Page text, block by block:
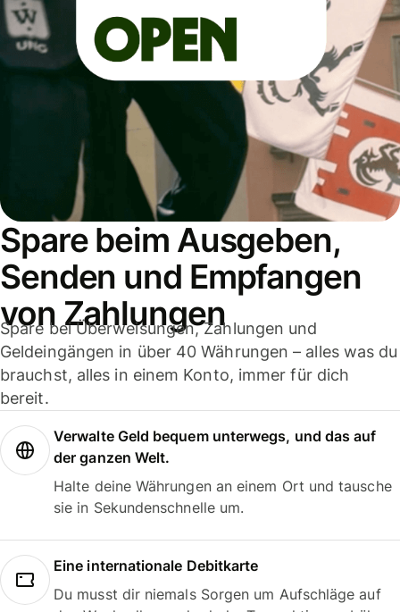
Spare beim Ausgeben,
Senden und Empfangen
von Zahlungen
Spare bei Überweisungen, Zahlungen und
Geldeingängen in über 40 Währungen – alles was du
brauchst, alles in einem Konto, immer für dich
bereit.
Verwalte Geld bequem unterwegs, und das auf
der ganzen Welt.
Halte deine Währungen an einem Ort und tausche
sie in Sekundenschnelle um.
Eine internationale Debitkarte
Du musst dir niemals Sorgen um Aufschläge auf